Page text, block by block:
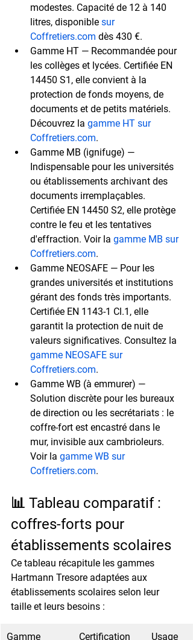
modestes. Capacité de 12 à 140
litres, disponible sur
Coffretiers.com dès 430 €.
Gamme HT — Recommandée pour
les collèges et lycées. Certifiée EN
14450 S1 , elle convient à la
protection de fonds moyens, de
documents et de petits matériels.
Découvrez la gamme HT sur
Coffretiers.com.
Gamme MB (ignifuge) —
Indispensable pour les universités
ou établissements archivant des
documents irremplaçables.
Certifiée EN 14450 S2, elle protège
contre le feu et les tentatives
d'effraction. Voir la gamme MB sur
Coffretiers.com.
Gamme NEOSAFE — Pour les
grandes universités et institutions
gérant des fonds très importants.
Certifiée EN 1143-1 Cl.1 , elle
garantit la protection de nuit de
valeurs significatives. Consultez la
gamme NEOSAFE sur
Coffretiers.com.
Gamme WB (à emmurer) —
Solution discrète pour les bureaux
de direction ou les secrétariats : le
coffre-fort est encastré dans le
mur, invisible aux cambrioleurs.
Voir la gamme WB sur
Coffretiers.com.
📊 Tableau comparatif :
coffres-forts pour
établissements scolaires
Ce tableau récapitule les gammes
Hartmann Tresore adaptées aux
établissements scolaires selon leur
taille et leurs besoins :
Gamme Certification Usage